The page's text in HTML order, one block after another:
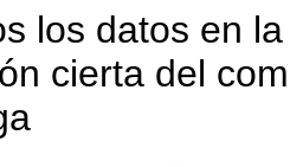
los datos en
cierta del